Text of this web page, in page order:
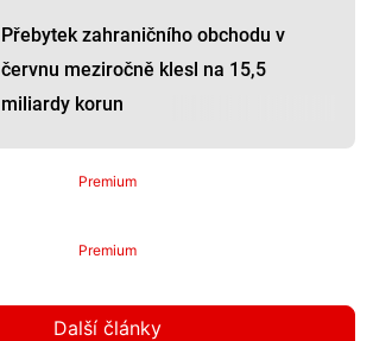
Přebytek zahraničního obchodu v
červnu meziročně klesl na 15,5
miliardy korun
Premium
Premium
Další články